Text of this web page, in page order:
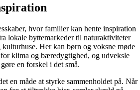
hvor familier kan hente inspiration
lokale byttemarkeder til naturaktiviteter
Her kan børn og voksne møde
for klima og bæredygtighed, og udveksle
en forskel i det små.
en måde at styrke sammenholdet på. Når